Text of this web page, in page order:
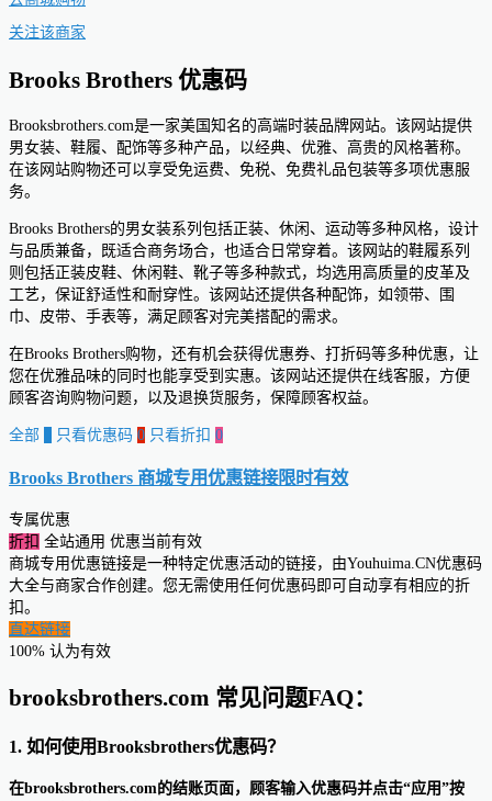
关注该商家
Brooks Brothers 优惠码
Brooksbrothers.com是一家美国知名的高端时装品牌网站。该网站提供
男女装、鞋履、配饰等多种产品，以经典、优雅、高贵的风格著称。
在该网站购物还可以享受免运费、免税、免费礼品包装等多项优惠服
务。
Brooks Brothers的男女装系列包括正装、休闲、运动等多种风格，设计
与品质兼备，既适合商务场合，也适合日常穿着。该网站的鞋履系列
则包括正装皮鞋、休闲鞋、靴子等多种款式，均选用高质量的皮革及
工艺，保证舒适性和耐穿性。该网站还提供各种配饰，如领带、围
巾、皮带、手表等，满足顾客对完美搭配的需求。
在Brooks Brothers购物，还有机会获得优惠券、打折码等多种优惠，让
您在优雅品味的同时也能享受到实惠。该网站还提供在线客服，方便
顾客咨询购物问题，以及退换货服务，保障顾客权益。
全部 只看优惠码 0 只看折扣 0
Brooks Brothers 商城专用优惠链接限时有效
专属优惠
折扣
全站通用 优惠当前有效
商城专用优惠链接是一种特定优惠活动的链接，由Youhuima.CN优惠码
大全与商家合作创建。您无需使用任何优惠码即可自动享有相应的折
扣。
直达链接
100% 认为有效
brooksbrothers.com 常见问题FAQ：
1. 如何使用Brooksbrothers优惠码？
在brooksbrothers.com的结账页面，顾客输入优惠码并点击“应用”按